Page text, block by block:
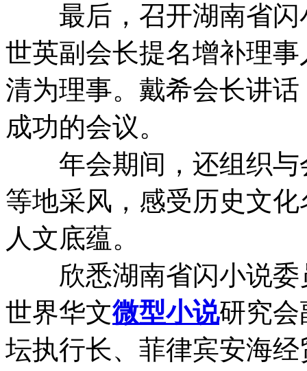
最后，召开湖南省闪
世英副会长提名增补理
清为理事。戴希会长讲
成功的会议。
年会期间，还组织与
等地采风，感受历史文
人文底蕴。
欣悉湖南省闪小说委
世界华文微型小说研究会
坛执行长、菲律宾安海